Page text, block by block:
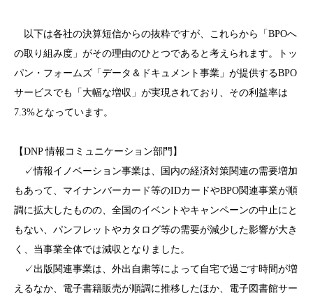
以下は各社の決算短信からの抜粋ですが、これらから「BPOへ
の取り組み度」がその理由のひとつであると考えられます。トッ
パン・フォームズ「データ＆ドキュメント事業」が提供するBPO
サービスでも「大幅な増収」が実現されており、その利益率は
7.3%となっています。
【DNP 情報コミュニケーション部門】
✓情報イノベーション事業は、国内の経済対策関連の需要増加
もあって、マイナンバーカード等のIDカードやBPO関連事業が順
調に拡大したものの、全国のイベントやキャンペーンの中止にと
もない、パンフレットやカタログ等の需要が減少した影響が大き
く、当事業全体では減収となりました。
✓出版関連事業は、外出自粛等によって自宅で過ごす時間が増
えるなか、電子書籍販売が順調に推移したほか、電子図書館サー